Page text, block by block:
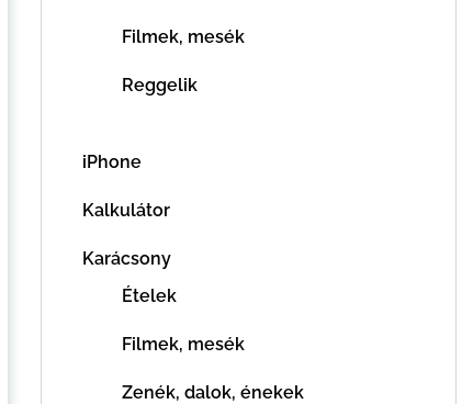
Filmek, mesék
Reggelik
iPhone
Kalkulátor
Karácsony
Ételek
Filmek, mesék
Zenék, dalok, énekek